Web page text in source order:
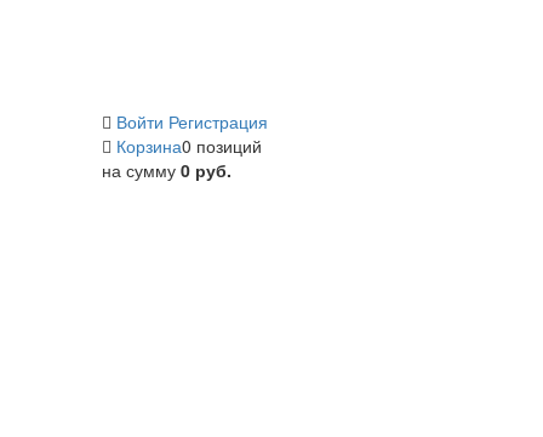
Войти Регистрация
Корзина0 позиций
на сумму 0 руб.